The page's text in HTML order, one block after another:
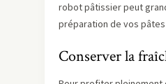
robot pâtissier peut
préparation de vos
Conserver la